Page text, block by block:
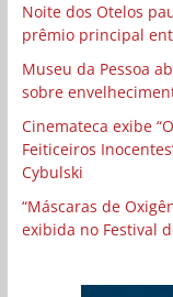
Noite dos Otelos
prêmio principal
Museu da Pessoa
sobre
Cinemateca exibe
Feiticeiros
Cybulski
“Máscaras de
exibida no Festival